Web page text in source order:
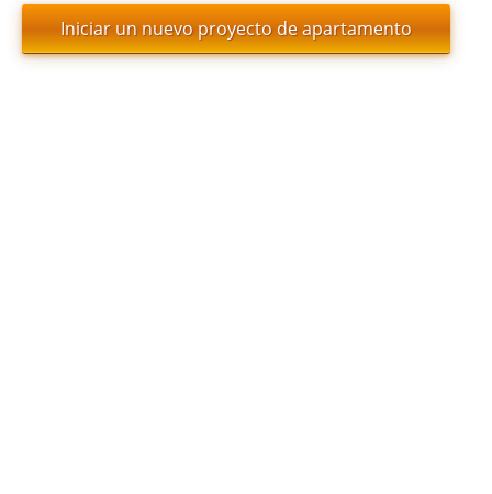
Iniciar un nuevo proyecto de apartamento